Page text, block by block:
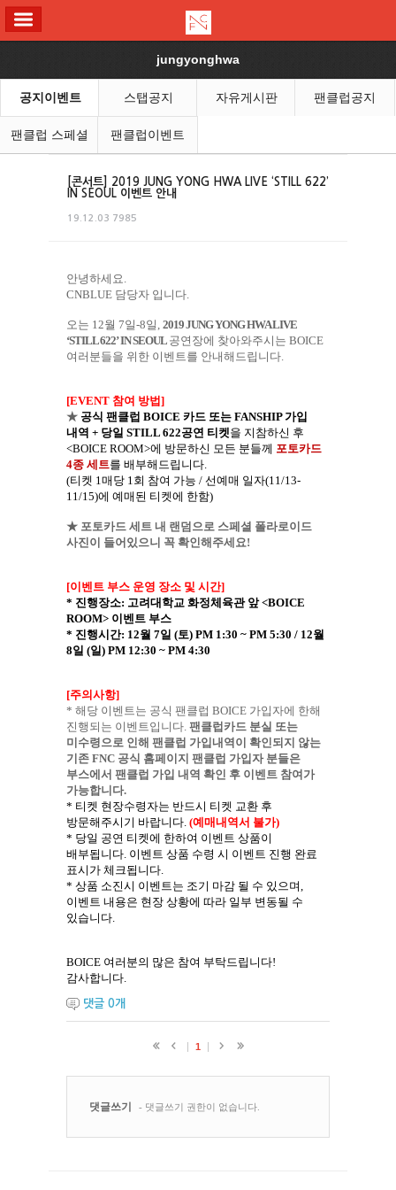
jungyonghwa
공지이벤트 스탭공지 자유게시판 팬클럽공지
팬클럽 스페셜 팬클럽이벤트
[콘서트] 2019 JUNG YONG HWA LIVE ‘STILL 622’
IN SEOUL 이벤트 안내
19.12.03 7985
안녕하세요.
CNBLUE 담당자 입니다.
오는 12월 7일-8일 , 2019 JUNG YONG HWA LIVE
‘STILL 622’IN SEOUL 공연장에 찾아와주시는 BOICE
여러분들을 위한 이벤트를 안내해드립니다.
[EVENT 참여 방법 ]
★ 공식 팬클럽 BOICE 카드 또는 FANSHIP가입
내역 + 당일 STILL 622공연 티켓을 지참하신 후
<BOICE ROOM>에 방문하신 모든 분들께 포토카드
4종 세트를 배부해드립니다.
(티켓 1매당 1회 참여 가능 / 선예매 일자(11/13-
11/15)에 예매된 티켓에 한함)
★ 포토카드 세트 내 랜덤으로 스페셜 폴라로이드
사진이 들어있으니 꼭 확인해주세요!
[이벤트 부스 운영 장소 및 시간]
* 진행장소: 고려대학교 화정체육관 앞<BOICE
ROOM> 이벤트 부스
* 진행시간: 12월 7일 (토) PM 1:30 ~ PM 5:30 / 12월
8일 (일) PM 12:30 ~ PM 4:30
[주의사항]
* 해당 이벤트는 공식 팬클럽 BOICE 가입자에 한해
진행되는 이벤트입니다. 팬클럽카드 분실 또는
미수령으로 인해 팬클럽 가입내역이 확인되지 않는
기존 FNC 공식 홈페이지 팬클럽 가입자 분들은
부스에서 팬클럽 가입 내역 확인 후 이벤트 참여가
가능합니다.
* 티켓 현장수령자는 반드시 티켓 교환 후
방문해주시기 바랍니다. (예매내역서 불가)
* 당일 공연 티켓에 한하여 이벤트 상품이
배부됩니다. 이벤트 상품 수령 시 이벤트 진행 완료
표시가 체크됩니다.
* 상품 소진시 이벤트는 조기 마감 될 수 있으며,
이벤트 내용은 현장 상황에 따라 일부 변동될 수
있습니다.
BOICE 여러분의 많은 참여 부탁드립니다!
감사합니다.
댓글 0개